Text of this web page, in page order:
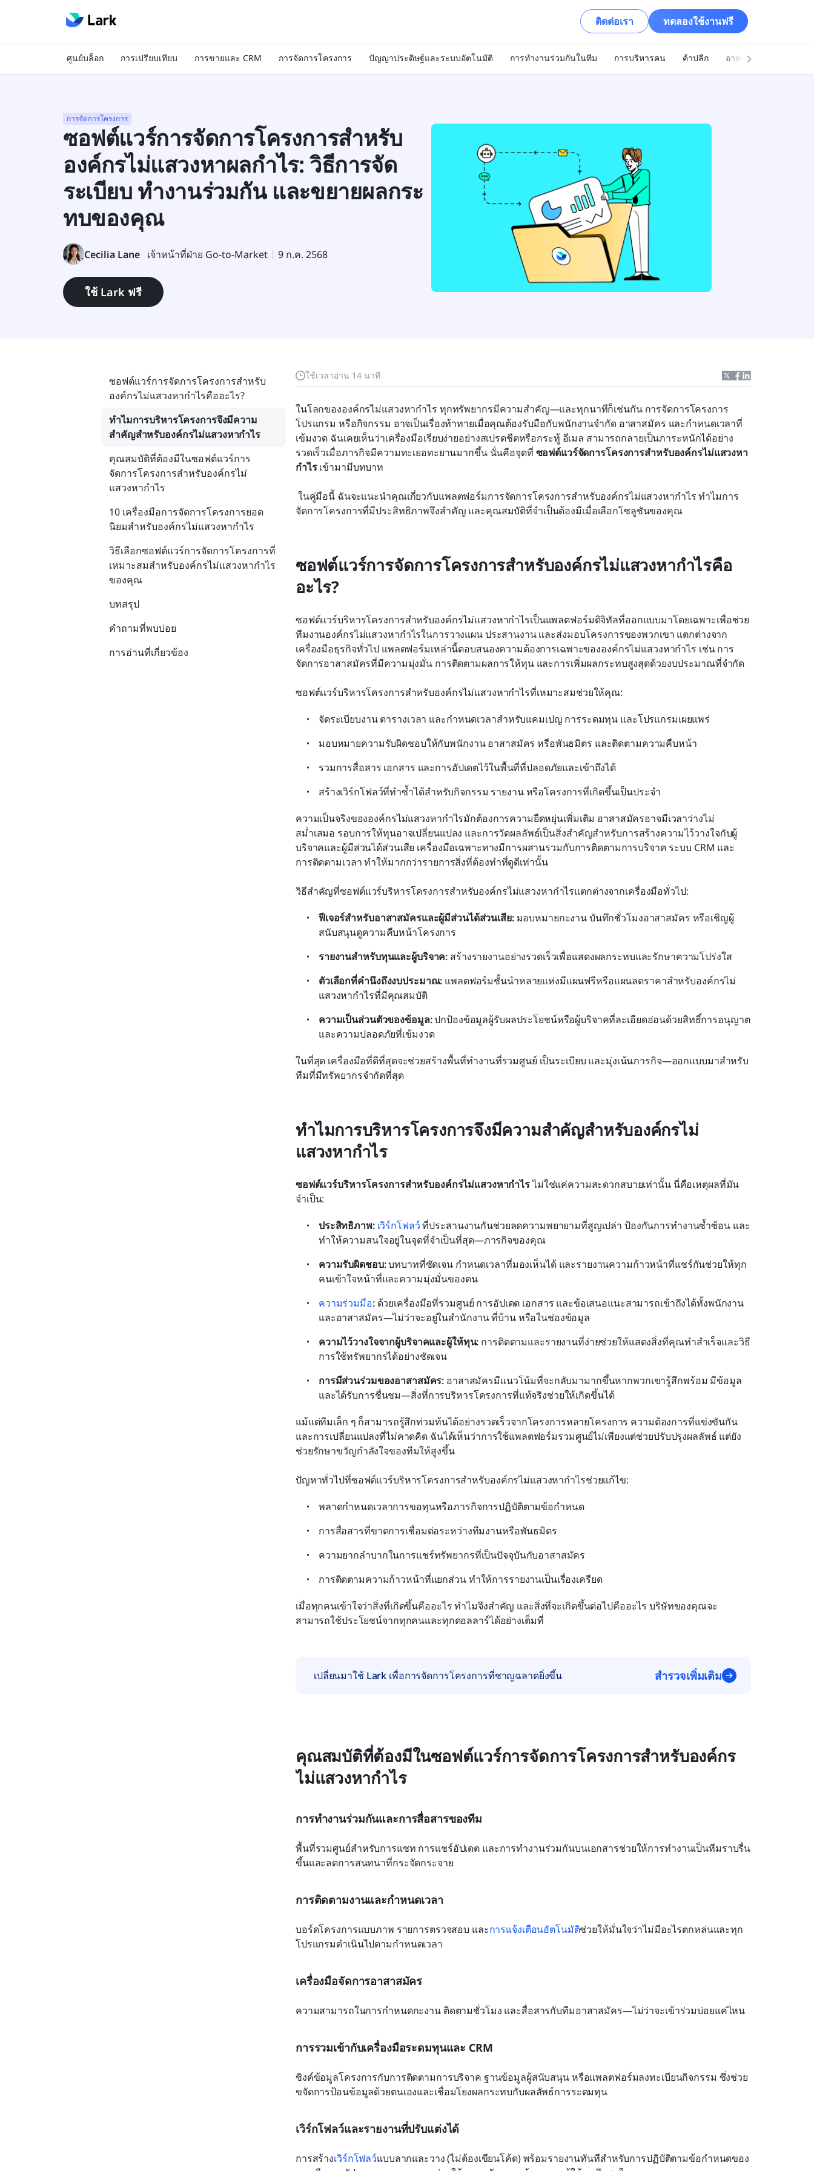
ติดต่อเรา ทดลองใช้งานฟรี
ศูนย์บล็อก การเปรียบเทียบ การขายและ CRM การจัดการโครงการ ปัญญาประดิษฐ์และระบบอัตโนมัติ การทำงานร่วมกันในทีม การบริหารคน ค้าปลีก อาหารและเครื่องดื่ม
การจัดการโครงการ
ซอฟต์แวร์การจัดการโครงการสำหรับ
องค์กรไม่แสวงหาผลกำไร: วิธีการจัด
ระเบียบ ทำงานร่วมกัน และขยายผลกระ
ทบของคุณ
Cecilia Lane เจ้าหน้าที่ฝ่าย Go-to-Market 9 ก.ค. 2568
ใช้ Lark ฟรี
ใช้เวลาอ่าน 14 นาที
ในโลกขององค์กรไม่แสวงหากำไร ทุกทรัพยากรมีความสำคัญ—และทุกนาทีก็เช่นกัน การจัดการโครงการ
โปรแกรม หรือกิจกรรม อาจเป็นเรื่องท้าทายเมื่อคุณต้องรับมือกับพนักงานจำกัด อาสาสมัคร และกำหนดเวลาที่
เข้มงวด ฉันเคยเห็นว่าเครื่องมือเรียบง่ายอย่างสเปรดชีตหรือกระทู้ อีเมล สามารถกลายเป็นภาระหนักได้อย่าง
รวดเร็วเมื่อภารกิจมีความทะเยอทะยานมากขึ้น นั่นคือจุดที่ ซอฟต์แวร์จัดการโครงการสำหรับองค์กรไม่แสวงหา
กำไร เข้ามามีบทบาท
จัดการโครงการที่มีประสิทธิภาพจึงสำคัญ และคุณสมบัติที่จำเป็นต้องมีเมื่อเลือกโซลูชันของคุณ
ซอฟต์แวร์การจัดการโครงการสำหรับองค์กรไม่แสวงหากำไรคือ
อะไร?
ซอฟต์แวร์บริหารโครงการสำหรับองค์กรไม่แสวงหากำไรเป็นแพลตฟอร์มดิจิทัลที่ออกแบบมาโดยเฉพาะเพื่อช่วย
ทีมงานองค์กรไม่แสวงหากำไรในการวางแผน ประสานงาน และส่งมอบโครงการของพวกเขา แตกต่างจาก
เครื่องมือธุรกิจทั่วไป แพลตฟอร์มเหล่านี้ตอบสนองความต้องการเฉพาะขององค์กรไม่แสวงหากำไร เช่น การ
จัดการอาสาสมัครที่มีความมุ่งมั่น การติดตามผลการให้ทุน และการเพิ่มผลกระทบสูงสุดด้วยงบประมาณที่จำกัด
ซอฟต์แวร์บริหารโครงการสำหรับองค์กรไม่แสวงหากำไรที่เหมาะสมช่วยให้คุณ:
จัดระเบียบงาน ตารางเวลา และกำหนดเวลาสำหรับแคมเปญ การระดมทุน และโปรแกรมเผยแพร่
มอบหมายความรับผิดชอบให้กับพนักงาน อาสาสมัคร หรือพันธมิตร และติดตามความคืบหน้า
รวมการสื่อสาร เอกสาร และการอัปเดตไว้ในพื้นที่ที่ปลอดภัยและเข้าถึงได้
สร้างเวิร์กโฟลว์ที่ทำซ้ำได้สำหรับกิจกรรม รายงาน หรือโครงการที่เกิดขึ้นเป็นประจำ
ความเป็นจริงขององค์กรไม่แสวงหากำไรมักต้องการความยืดหยุ่นเพิ่มเติม อาสาสมัครอาจมีเวลาว่างไม่
สม่ำเสมอ รอบการให้ทุนอาจเปลี่ยนแปลง และการวัดผลลัพธ์เป็นสิ่งสำคัญสำหรับการสร้างความไว้วางใจกับผู้
บริจาคและผู้มีส่วนได้ส่วนเสีย เครื่องมือเฉพาะทางมีการผสานรวมกับการติดตามการบริจาค ระบบ CRM และ
การติดตามเวลา ทำให้มากกว่ารายการสิ่งที่ต้องทำที่ดูดีเท่านั้น
วิธีสำคัญที่ซอฟต์แวร์บริหารโครงการสำหรับองค์กรไม่แสวงหากำไรแตกต่างจากเครื่องมือทั่วไป:
ฟีเจอร์สำหรับอาสาสมัครและผู้มีส่วนได้ส่วนเสีย: มอบหมายกะงาน บันทึกชั่วโมงอาสาสมัคร หรือเชิญผู้
สนับสนุนดูความคืบหน้าโครงการ
รายงานสำหรับทุนและผู้บริจาค: สร้างรายงานอย่างรวดเร็วเพื่อแสดงผลกระทบและรักษาความโปร่งใส
ตัวเลือกที่คำนึงถึงงบประมาณ: แพลตฟอร์มชั้นนำหลายแห่งมีแผนฟรีหรือแผนลดราคาสำหรับองค์กรไม่
แสวงหากำไรที่มีคุณสมบัติ
ความเป็นส่วนตัวของข้อมูล: ปกป้องข้อมูลผู้รับผลประโยชน์หรือผู้บริจาคที่ละเอียดอ่อนด้วยสิทธิ์การอนุญาต
และความปลอดภัยที่เข้มงวด
ในที่สุด เครื่องมือที่ดีที่สุดจะช่วยสร้างพื้นที่ทำงานที่รวมศูนย์ เป็นระเบียบ และมุ่งเน้นภารกิจ—ออกแบบมาสำหรับ
ทีมที่มีทรัพยากรจำกัดที่สุด
ทำไมการบริหารโครงการจึงมีความสำคัญสำหรับองค์กรไม่
แสวงหากำไร
ซอฟต์แวร์บริหารโครงการสำหรับองค์กรไม่แสวงหากำไร ไม่ใช่แค่ความสะดวกสบายเท่านั้น นี่คือเหตุผลที่มัน
จำเป็น:
ประสิทธิภาพ: เวิร์กโฟลว์ ที่ประสานงานกันช่วยลดความพยายามที่สูญเปล่า ป้องกันการทำงานซ้ำซ้อน และ
ทำให้ความสนใจอยู่ในจุดที่จำเป็นที่สุด—ภารกิจของคุณ
ความรับผิดชอบ: บทบาทที่ชัดเจน กำหนดเวลาที่มองเห็นได้ และรายงานความก้าวหน้าที่แชร์กันช่วยให้ทุก
คนเข้าใจหน้าที่และความมุ่งมั่นของตน
ความร่วมมือ: ด้วยเครื่องมือที่รวมศูนย์ การอัปเดต เอกสาร และข้อเสนอแนะสามารถเข้าถึงได้ทั้งพนักงาน
และอาสาสมัคร—ไม่ว่าจะอยู่ในสำนักงาน ที่บ้าน หรือในช่องข้อมูล
ความไว้วางใจจากผู้บริจาคและผู้ให้ทุน: การติดตามและรายงานที่ง่ายช่วยให้แสดงสิ่งที่คุณทำสำเร็จและวิธี
การใช้ทรัพยากรได้อย่างชัดเจน
การมีส่วนร่วมของอาสาสมัคร: อาสาสมัครมีแนวโน้มที่จะกลับมามากขึ้นหากพวกเขารู้สึกพร้อม มีข้อมูล
และได้รับการชื่นชม—สิ่งที่การบริหารโครงการที่แท้จริงช่วยให้เกิดขึ้นได้
แม้แต่ทีมเล็ก ๆ ก็สามารถรู้สึกท่วมท้นได้อย่างรวดเร็วจากโครงการหลายโครงการ ความต้องการที่แข่งขันกัน
และการเปลี่ยนแปลงที่ไม่คาดคิด ฉันได้เห็นว่าการใช้แพลตฟอร์มรวมศูนย์ไม่เพียงแต่ช่วยปรับปรุงผลลัพธ์ แต่ยัง
ช่วยรักษาขวัญกำลังใจของทีมให้สูงขึ้น
ปัญหาทั่วไปที่ซอฟต์แวร์บริหารโครงการสำหรับองค์กรไม่แสวงหากำไรช่วยแก้ไข:
พลาดกำหนดเวลาการขอทุนหรือภารกิจการปฏิบัติตามข้อกำหนด
การสื่อสารที่ขาดการเชื่อมต่อระหว่างทีมงานหรือพันธมิตร
ความยากลำบากในการแชร์ทรัพยากรที่เป็นปัจจุบันกับอาสาสมัคร
การติดตามความก้าวหน้าที่แยกส่วน ทำให้การรายงานเป็นเรื่องเครียด
เมื่อทุกคนเข้าใจว่าสิ่งที่เกิดขึ้นคืออะไร ทำไมจึงสำคัญ และสิ่งที่จะเกิดขึ้นต่อไปคืออะไร บริษัทของคุณจะ
สามารถใช้ประโยชน์จากทุกคนและทุกดอลลาร์ได้อย่างเต็มที่
เปลี่ยนมาใช้ Lark เพื่อการจัดการโครงการที่ชาญฉลาดยิ่งขึ้น สำรวจเพิ่มเติม
คุณสมบัติที่ต้องมีในซอฟต์แวร์การจัดการโครงการสำหรับองค์กร
ไม่แสวงหากำไร
การทำงานร่วมกันและการสื่อสารของทีม
พื้นที่รวมศูนย์สำหรับการแชท การแชร์อัปเดต และการทำงานร่วมกันบนเอกสารช่วยให้การทำงานเป็นทีมราบรื่น
ขึ้นและลดการสนทนาที่กระจัดกระจาย
การติดตามงานและกำหนดเวลา
บอร์ดโครงการแบบภาพ รายการตรวจสอบ และการแจ้งเตือนอัตโนมัติช่วยให้มั่นใจว่าไม่มีอะไรตกหล่นและทุก
โปรแกรมดำเนินไปตามกำหนดเวลา
เครื่องมือจัดการอาสาสมัคร
ความสามารถในการกำหนดกะงาน ติดตามชั่วโมง และสื่อสารกับทีมอาสาสมัคร—ไม่ว่าจะเข้าร่วมบ่อยแค่ไหน
การรวมเข้ากับเครื่องมือระดมทุนและ CRM
ซิงค์ข้อมูลโครงการกับการติดตามการบริจาค ฐานข้อมูลผู้สนับสนุน หรือแพลตฟอร์มลงทะเบียนกิจกรรม ซึ่งช่วย
ขจัดการป้อนข้อมูลด้วยตนเองและเชื่อมโยงผลกระทบกับผลลัพธ์การระดมทุน
เวิร์กโฟลว์และรายงานที่ปรับแต่งได้
การสร้างเวิร์กโฟลว์แบบลากและวาง (ไม่ต้องเขียนโค้ด) พร้อมรายงานทันทีสำหรับการปฏิบัติตามข้อกำหนดของ
ซอฟต์แวร์การจัดการโครงการสำหรับ
องค์กรไม่แสวงหากำไรคืออะไร?
ทำไมการบริหารโครงการจึงมีความ
สำคัญสำหรับองค์กรไม่แสวงหากำไร
คุณสมบัติที่ต้องมีในซอฟต์แวร์การ
จัดการโครงการสำหรับองค์กรไม่
แสวงหากำไร
10 เครื่องมือการจัดการโครงการยอด
นิยมสำหรับองค์กรไม่แสวงหากำไร
วิธีเลือกซอฟต์แวร์การจัดการโครงการที่
เหมาะสมสำหรับองค์กรไม่แสวงหากำไร
ของคุณ
บทสรุป
คำถามที่พบบ่อย
การอ่านที่เกี่ยวข้อง